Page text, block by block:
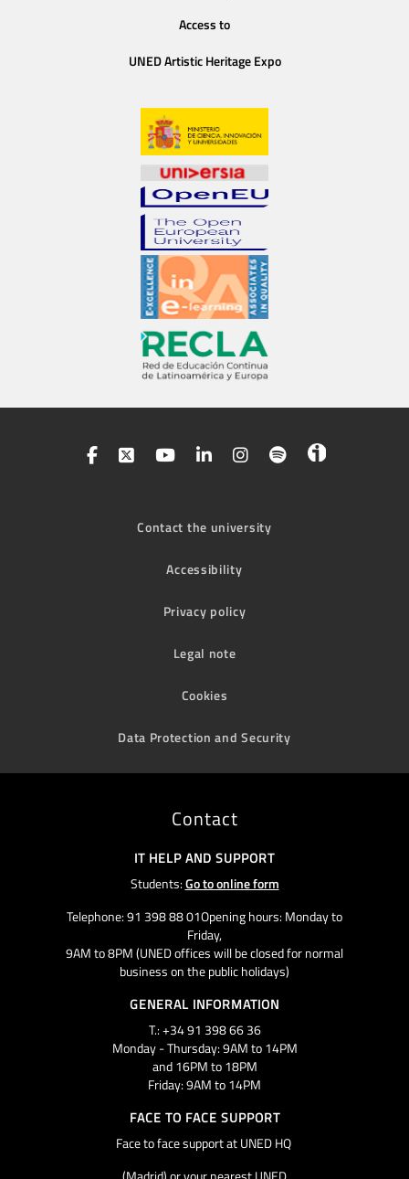
Access to
UNED Artistic Heritage Expo
Contact the university
Accessibility
Privacy policy
Legal note
Cookies
Data Protection and Security
Contact
IT HELP AND SUPPORT
Students:Go to online form
Telephone: 91 398 88 01Opening hours: Monday to
Friday,
9AM to 8PM (UNED offices will be closed for normal
business on the public holidays)
GENERAL INFORMATION
T.: +34 91 398 66 36
Monday - Thursday: 9AM to 14PM
and 16PM to 18PM
Friday: 9AM to 14PM
FACE TO FACE SUPPORT
Face to face support at UNED HQ